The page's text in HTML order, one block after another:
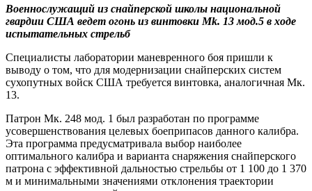
Военнослужащий из снайперской школы национальной
гвардии США ведет огонь из винтовки Mk. 13 мод.5 в ходе
испытательных стрельб
Специалисты лаборатории маневренного боя пришли к
выводу о том, что для модернизации снайперских систем
сухопутных войск США требуется винтовка, аналогичная Мк.
13.
Патрон Мк. 248 мод. 1 был разработан по программе
усовершенствования целевых боеприпасов данного калибра.
Эта программа предусматривала выбор наиболее
оптимального калибра и варианта снаряжения снайперского
патрона с эффективной дальностью стрельбы от 1 100 до 1 370
м и минимальными значениями отклонения траектории